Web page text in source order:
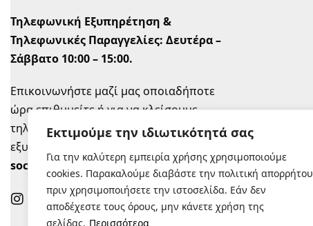
Εκτιμούμε την ιδιωτικότητά σας
Για την καλύτερη εμπειρία χρήσης χρησιμοποιούμε
cookies. Παρακαλούμε διαβάστε την πολιτική απορρήτου
πριν χρησιμοποιήσετε την ιστοσελίδα. Εάν δεν
αποδέχεστε τους όρους, μην κάνετε χρήση της
σελίδας. Περισσότερα
Τηλεφωνική Εξυπηρέτηση &
Τηλεφωνικές Παραγγελίες: Δευτέρα –
Σάββατο 10:00 – 15:00.
Επικοινωνήστε μαζί μας οποιαδήποτε
ώρα επιθυμείτε ή για να κλείσουμε
τηλεφωνικό ραντεβού την ώρα που σας
εξυπηρετεί στο
social
.